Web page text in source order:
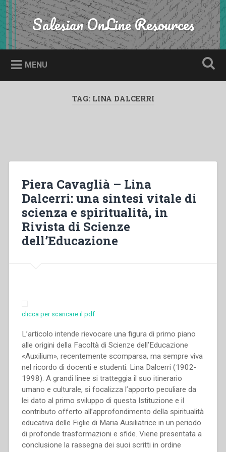
Skip
to
content
Search Salesian OnLine Resources
MENU
TAG: LINA DALCERRI
Piera Cavaglià – Lina
Dalcerri: una sintesi vitale di
scienza e spiritualità, in
Rivista di Scienze
dell’Educazione
clicca per scaricare il pdf
L’articolo intende rievocare una figura di primo piano
alle origini della Facoltà di Scienze dell’Educazione
«Auxilium», recentemente scomparsa, ma sempre viva
nel ricordo di docenti e studenti: Lina Dalcerri (1902-
1998). A grandi linee si tratteggia il suo itinerario
umano e culturale, si focalizza l’apporto peculiare da
lei dato al primo sviluppo di questa Istituzione e il
contributo offerto all’approfondimento della spiritualità
educativa delle Figlie di Maria Ausiliatrice in un periodo
di profonde trasformazioni e sfide. Viene presentata a
conclusione la rassegna dei suoi scritti in ordine